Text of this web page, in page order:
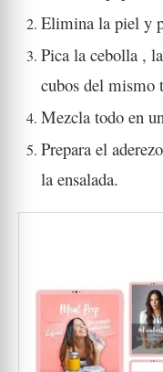
Elimina la piel y
Pica la cebolla ,
cubos del mismo
Mezcla todo en
Prepara el
la ensalada.